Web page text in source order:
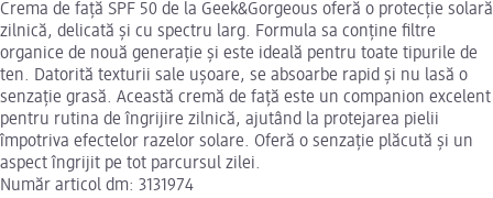
Crema de față SPF 50 de la Geek&Gorgeous oferă o protecție solară
zilnică, delicată și cu spectru larg. Formula sa conține filtre
organice de nouă generație și este ideală pentru toate tipurile de
ten. Datorită texturii sale ușoare, se absoarbe rapid și nu lasă o
senzație grasă. Această cremă de față este un companion excelent
pentru rutina de îngrijire zilnică, ajutând la protejarea pielii
împotriva efectelor razelor solare. Oferă o senzație plăcută și un
aspect îngrijit pe tot parcursul zilei.
Număr articol dm: 3131974